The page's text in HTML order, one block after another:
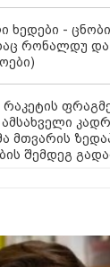
ხედები -
რონალდუ
რაკეტის
მთვარის
შემდეგ